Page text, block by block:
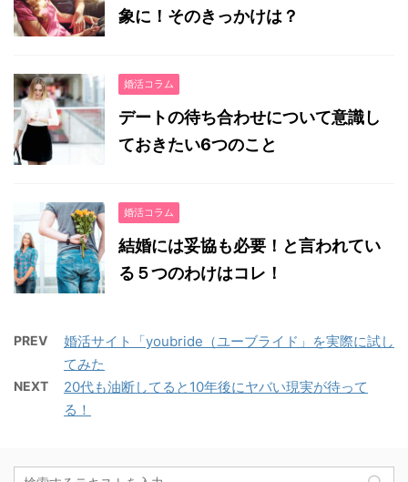
象に！そのきっかけは？
婚活コラム
デートの待ち合わせについて意識し
ておきたい6つのこと
婚活コラム
結婚には妥協も必要！と言われてい
る５つのわけはコレ！
PREV
婚活サイト「youbride（ユーブライド」を実際に試し
てみた
NEXT
20代も油断してると10年後にヤバい現実が待って
る！